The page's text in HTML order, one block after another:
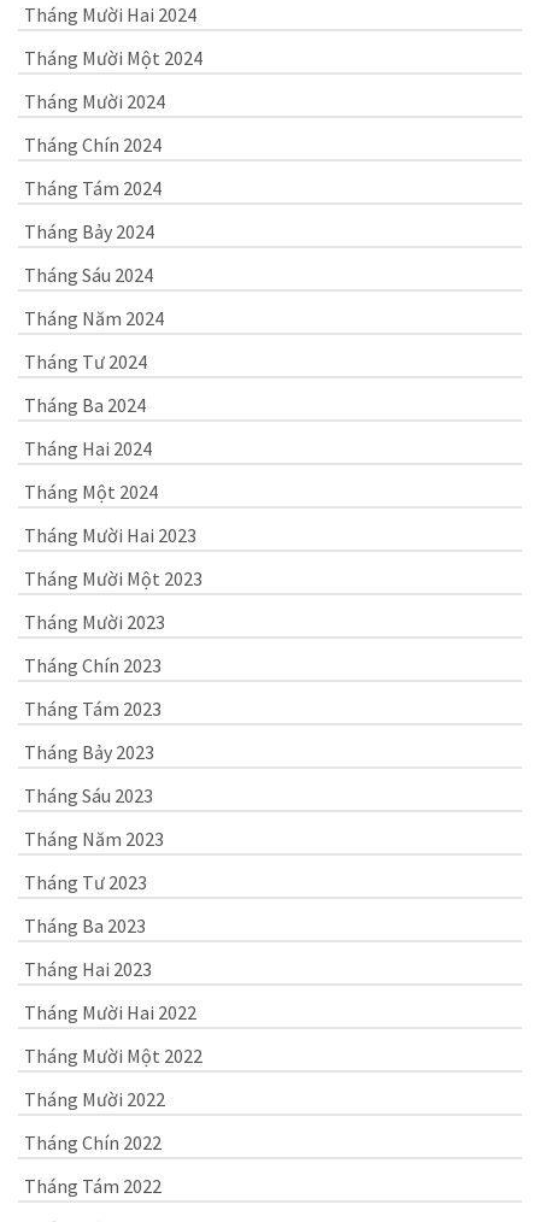
Tháng Mười Hai 2024
Tháng Mười Một 2024
Tháng Mười 2024
Tháng Chín 2024
Tháng Tám 2024
Tháng Bảy 2024
Tháng Sáu 2024
Tháng Năm 2024
Tháng Tư 2024
Tháng Ba 2024
Tháng Hai 2024
Tháng Một 2024
Tháng Mười Hai 2023
Tháng Mười Một 2023
Tháng Mười 2023
Tháng Chín 2023
Tháng Tám 2023
Tháng Bảy 2023
Tháng Sáu 2023
Tháng Năm 2023
Tháng Tư 2023
Tháng Ba 2023
Tháng Hai 2023
Tháng Mười Hai 2022
Tháng Mười Một 2022
Tháng Mười 2022
Tháng Chín 2022
Tháng Tám 2022